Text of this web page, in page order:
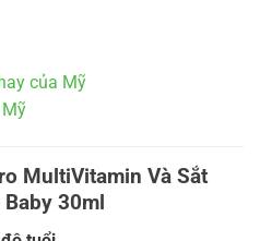
của Mỹ
MultiVitamin Và Sắt
Baby 30ml